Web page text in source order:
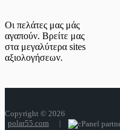
Οι πελάτες μας μάς
αγαπούν. Βρείτε μας
στα μεγαλύτερα sites
αξιολογήσεων.
Copyright © 2026
polar55.com
|